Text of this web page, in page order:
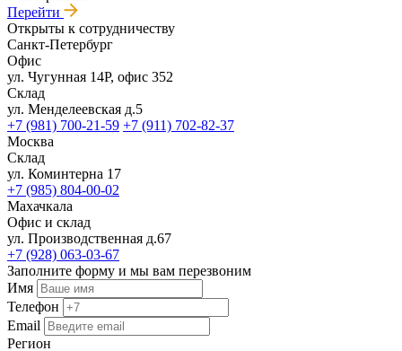
Перейти
Открыты к сотрудничеству
Санкт-Петербург
Офис
ул. Чугунная 14Р, офис 352
Склад
ул. Менделеевская д.5
+7 (981) 700-21-59 +7 (911) 702-82-37
Москва
Склад
ул. Коминтерна 17
+7 (985) 804-00-02
Махачкала
Офис и склад
ул. Производственная д.67
+7 (928) 063-03-67
Заполните форму и мы вам перезвоним
Имя
Телефон
Email
Регион